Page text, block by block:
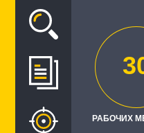
Проект
РАБОЧИХ